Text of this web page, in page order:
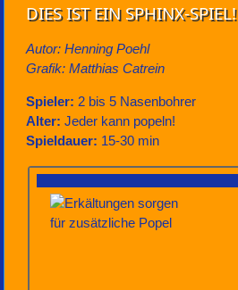
DIES IST EIN SPHINX-SPIEL!
Autor: Henning Poehl
Grafik: Matthias Catrein
Spieler: 2 bis 5 Nasenbohrer
Alter: Jeder kann popeln!
Spieldauer: 15-30 min